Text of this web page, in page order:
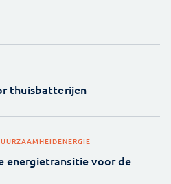
thuisbatterijen
ENERGIE
energietransitie voor de